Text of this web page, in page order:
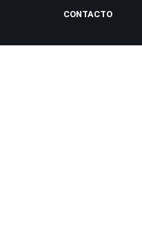
CONTACTO